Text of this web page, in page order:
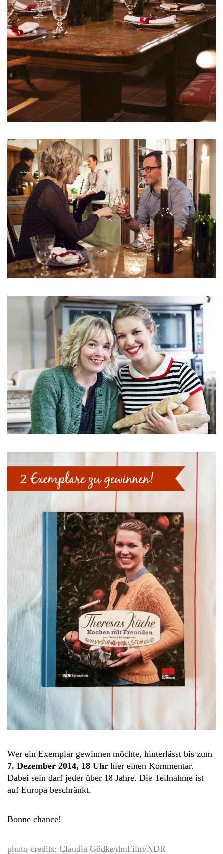
Wer ein Exemplar gewinnen möchte, hinterlässt bis zum
7. Dezember 2014, 18 Uhr hier einen Kommentar.
Dabei sein darf jeder über 18 Jahre. Die Teilnahme ist
auf Europa beschränkt.
Bonne chance!
photo credits: Claudia Gödke/dmFilm/NDR